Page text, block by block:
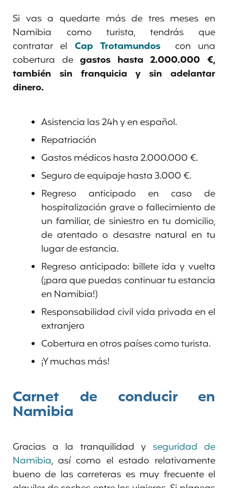
Si vas a quedarte más de tres meses en
Namibia como turista, tendrás que
contratar el Cap Trotamundos
con una
cobertura degastos hasta 2.000.000 €,
también sin franquicia y sin adelantar
dinero.
Asistencia las 24h y en español.
Repatriación
Gastos médicos hasta 2.000.000 €.
Seguro de equipaje hasta 3.000 €.
Regreso anticipado en caso de
hospitalización grave o fallecimiento de
un familiar, de siniestro en tu domicilio,
de atentado o desastre natural en tu
lugar de estancia.
Regreso anticipado: billete ida y vuelta
(¡para que puedas continuar tu estancia
en Namibia!)
Responsabilidad civil vida privada en el
extranjero
Cobertura en otros países como turista.
¡Y muchas más!
Carnet de conducir en
Namibia
Gracias a la tranquilidad y seguridad de
Namibia, así como el estado relativamente
bueno de las carreteras es muy frecuente el